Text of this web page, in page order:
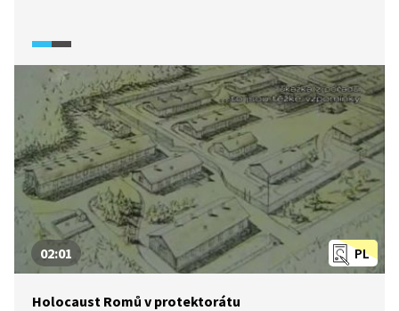
internován. Zároveň je připomenuto, že od roku 1940
platil pro Romy zákaz kočování a od roku 1942 nařízení
o preventivním potírání zločinnosti. V závěru se pak
přeneseme na krátkou prohlídku místa bývalého
tábora v Letech (v době natáčení reportáže do areálu
vepřína, dnes již na místo nového památníku).
PL
02:01
Holocaust Romů v protektorátu